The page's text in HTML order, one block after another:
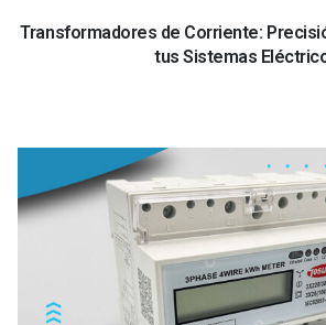
Transformadores de Corriente:
tus Sistemas